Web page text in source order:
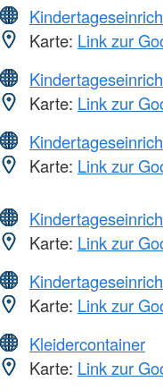
Karte: Link zur
Karte: Link zur
Karte: Link zur
Karte: Link zur
Karte: Link zur
Kleidercontainer
Karte: Link zur